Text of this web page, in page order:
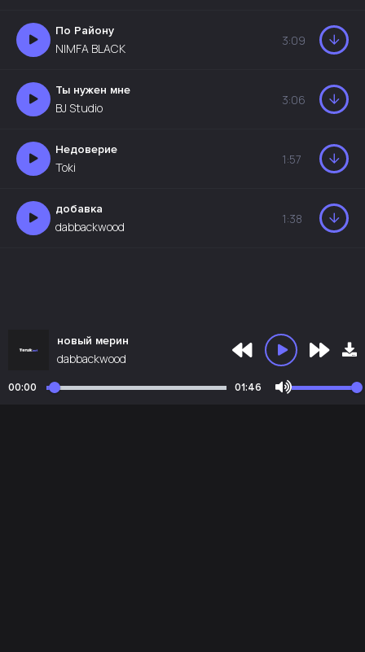
По Району
NIMFA BLACK
3:09
Ты нужен мне
BJ Studio
3:06
Недоверие
Toki
1:57
добавка
dabbackwood
1:38
новый мерин
dabbackwood
00:00 01:46